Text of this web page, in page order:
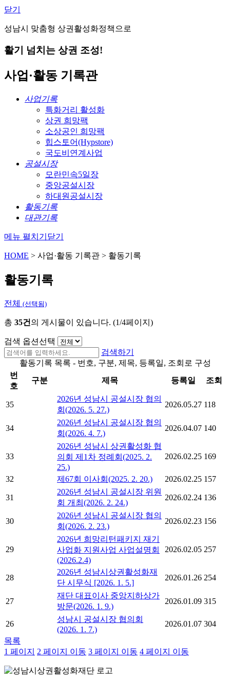
닫기
성남시 맞춤형 상권활성화정책으로
활기 넘치는 상권 조성!
사업·활동 기록관
사업기록
특화거리 활성화
상권 희망팩
소상공인 희망팩
힙스토어(Hypstore)
국도비연계사업
공설시장
모란민속5일장
중앙공설시장
하대원공설시장
활동기록
대관기록
메뉴 펼치기 닫기
HOME > 사업·활동 기록관 > 활동기록
활동기록
전체 (선택됨)
총 35건 의 게시물이 있습니다. (1/4페이지)
검색 옵션선택
검색하기
활동기록 목록 - 번호, 구분, 제목, 등록일, 조회로 구성
번
호
구분 제목 등록일 조회
35
2026년 성남시 공설시장 협의
회(2026. 5. 27.)
2026.05.27 118
34
2026년 성남시 공설시장 협의
회(2026. 4. 7.)
2026.04.07 140
33
2026년 성남시 상권활성화 협
의회 제1차 정례회(2025. 2.
25.)
2026.02.25 169
32 제67회 이사회(2025. 2. 20.) 2026.02.25 157
31
2026년 성남시 공설시장 위원
회 개최(2026. 2. 24.)
2026.02.24 136
30
2026년 성남시 공설시장 협의
회(2026. 2. 23.)
2026.02.23 156
29
2026년 희망리턴패키지 재기
사업화 지원사업 사업설명회
(2026.2.4)
2026.02.05 257
28
2026년 성남시상권활성화재
단 시무식 [2026. 1. 5.]
2026.01.26 254
27
재단 대표이사 중앙지하상가
방문(2026. 1. 9.)
2026.01.09 315
26
성남시 공설시장 협의회
(2026. 1. 7.)
2026.01.07 304
목록
1 페이지 2 페이지 이동 3 페이지 이동 4 페이지 이동